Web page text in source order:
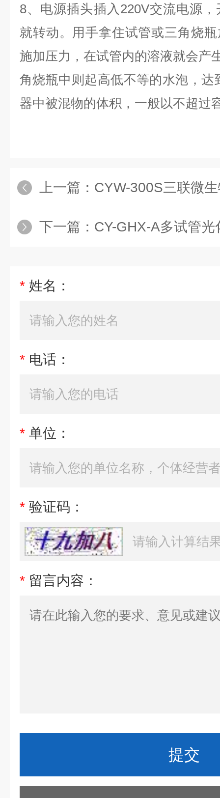
8、电源插头插入220V交流电源
就转动。用手拿住试管或三角烧
施加压力，在试管内的溶液就会产
角烧瓶中则起高低不等的水泡，
器中被混物的体积，一般以不超过
上一篇： CYW-300S三联微生物限度
下一篇： CY-GHX-A多试管光化学
* 姓名：
* 电话：
* 单位：
* 验证码：
* 留言内容：